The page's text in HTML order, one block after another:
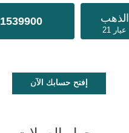
الذهب
عيار 21
1539900
إفتح حسابك الآن